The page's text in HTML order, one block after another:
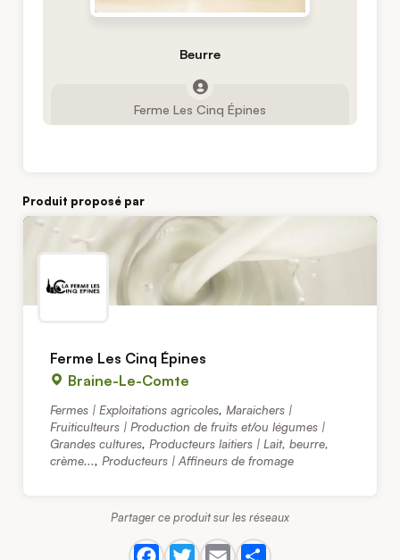
Beurre
Ferme Les Cinq Épines
Produit proposé par
Ferme Les Cinq Épines
Braine-Le-Comte
Fermes | Exploitations agricoles, Maraichers |
Fruiticulteurs | Production de fruits et/ou légumes |
Grandes cultures, Producteurs laitiers | Lait, beurre,
crème..., Producteurs | Affineurs de fromage
Partager ce produit sur les réseaux